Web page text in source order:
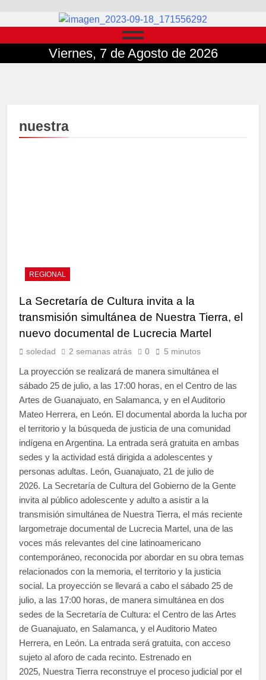
Viernes, 7 de Agosto de 2026
nuestra
REGIONAL
La Secretaría de Cultura invita a la
transmisión simultánea de Nuestra Tierra, el
nuevo documental de Lucrecia Martel
soledad 2 semanas atrás 0 5 minutos
La proyección se realizará de manera simultánea el
sábado 25 de julio, a las 17:00 horas, en el Centro de las
Artes de Guanajuato, en Salamanca, y en el Auditorio
Mateo Herrera, en León. El documental aborda la lucha por
el territorio y la búsqueda de justicia de una comunidad
indígena en Argentina. La entrada será gratuita en ambas
sedes y la actividad está dirigida a adolescentes y
personas adultas. León, Guanajuato, 21 de julio de
2026. La Secretaría de Cultura del Gobierno de la Gente
invita al público adolescente y adulto a asistir a la
transmisión simultánea de Nuestra Tierra, el más reciente
largometraje documental de Lucrecia Martel, una de las
voces más relevantes del cine latinoamericano
contemporáneo, reconocida por abordar en su obra temas
relacionados con la memoria, el territorio y la justicia
social. La proyección se llevará a cabo el sábado 25 de
julio, a las 17:00 horas, de manera simultánea en dos
sedes de la Secretaría de Cultura: el Centro de las Artes
de Guanajuato, en Salamanca, y el Auditorio Mateo
Herrera, en León. La entrada será gratuita, con acceso
sujeto al aforo de cada recinto. Estrenado en
2025, Nuestra Tierra reconstruye el proceso judicial por el